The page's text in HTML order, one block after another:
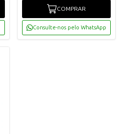
COMPRAR
Consulte-nos pelo WhatsApp